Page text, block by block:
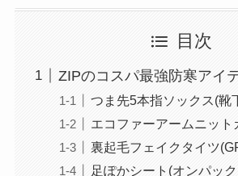
目次
ZIPのコスパ最強防寒アイ
つま先5本指ソックス(靴
エコファーアームニット
裏起毛フェイクタイツ
足ぽかシート(オンパッ